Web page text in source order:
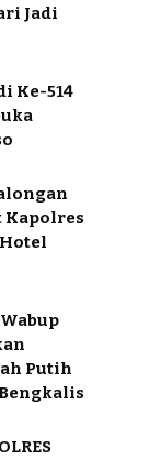
Jadi
Ke-514
Kapolres
Putih